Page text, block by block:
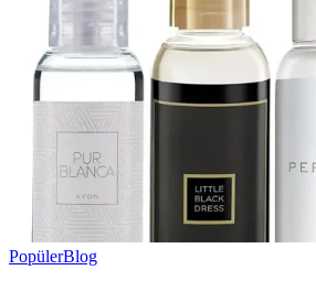
PopülerBlog